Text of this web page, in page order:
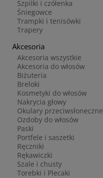
Szpilki i czółenka
Śniegowce
Trampki i tenisówki
Trapery
Akcesoria
Akcesoria wszystkie
Akcesoria do włosów
Biżuteria
Breloki
Kosmetyki do włosów
Nakrycia głowy
Okulary przeciwsłoneczne
Ozdoby do włosów
Paski
Portfele i saszetki
Ręczniki
Rękawiczki
Szale i chusty
Torebki i Plecaki